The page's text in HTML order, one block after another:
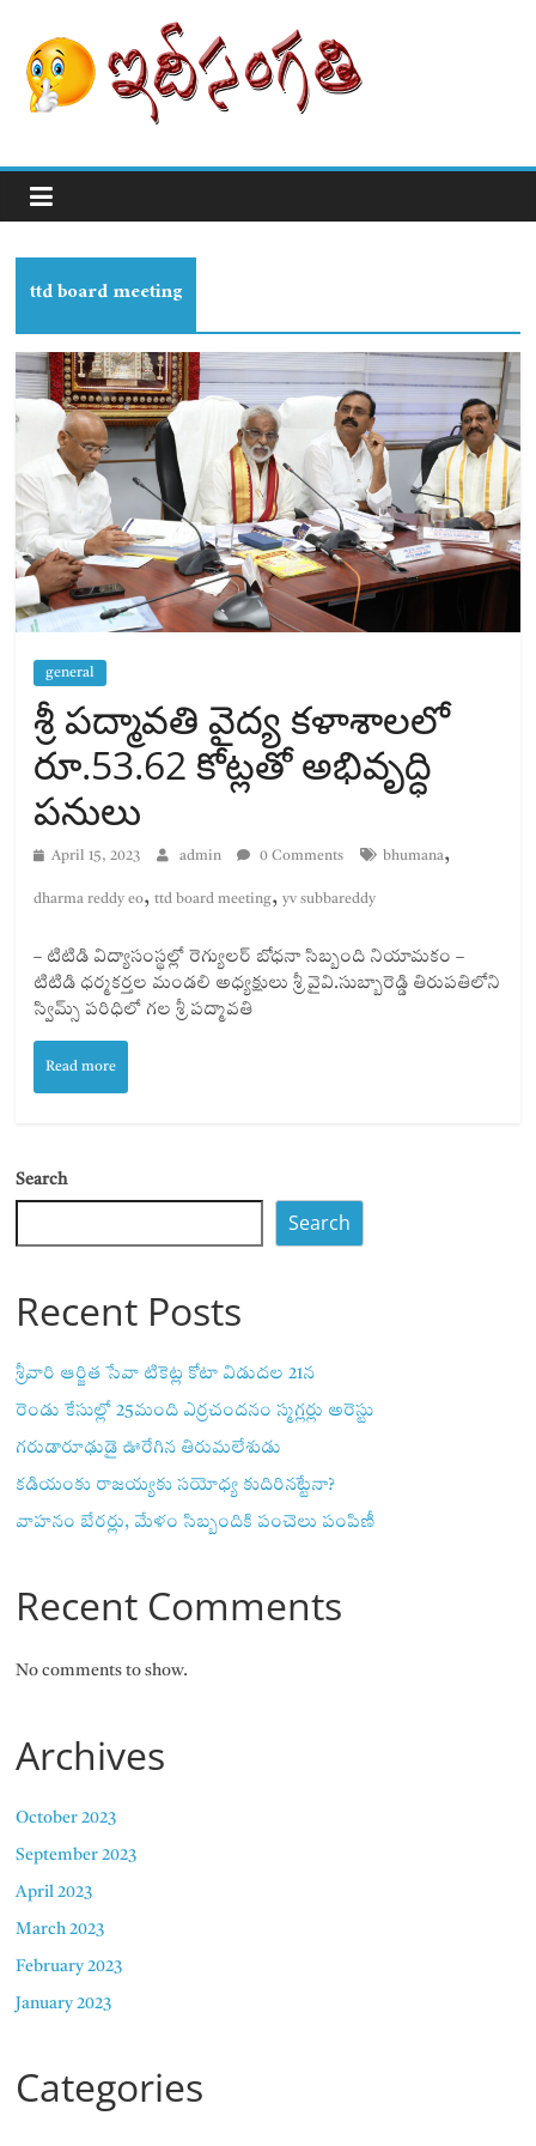
ttd board meeting
general
శ్రీ పద్మావతి వైద్య కళాశాలలో
రూ.53.62 కోట్లతో అభివృద్ధి
పనులు
April 15, 2023 admin 0 Comments bhumana,
dharma reddy eo,ttd board meeting,yv subbareddy
– టిటిడి విద్యాసంస్థల్లో రెగ్యులర్ బోధనా సిబ్బంది నియామకం –
టిటిడి ధర్మకర్తల మండలి అధ్యక్షులు శ్రీ వైవి.సుబ్బారెడ్డి తిరుపతిలోని
స్విమ్స్‌ పరిధిలో గల శ్రీ పద్మావతి
Read more
Search
Search
Recent Posts
శ్రీవారి ఆర్జిత సేవా టికెట్ల కోటా విడుదల 21న
రెండు కేసుల్లో 25మంది ఎర్రచందనం స్మగ్లర్లు అరెస్టు
గరుడారూఢుడై ఊరేగిన తిరుమలేశుడు
కడియంకు రాజయ్యకు సయోధ్య కుదిరినట్టేనా?
వాహ‌నం బేర‌ర్లు, మేళం సిబ్బందికి పంచెలు పంపిణీ
Recent Comments
No comments to show.
Archives
October 2023
September 2023
April 2023
March 2023
February 2023
January 2023
Categories